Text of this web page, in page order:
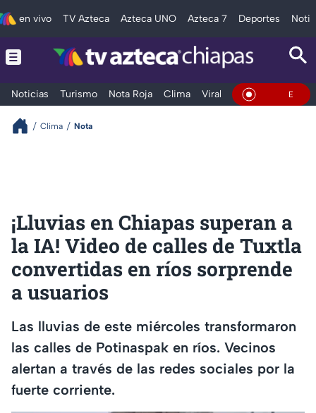
en vivo TV Azteca Azteca UNO Azteca 7 Deportes
Noticias Turismo Nota Roja Clima Viral y Tendencia En Vivo
Clima Nota
¡Lluvias en Chiapas superan a
la IA! Video de calles de Tuxtla
convertidas en ríos sorprende
a usuarios
Las lluvias de este miércoles transformaron
las calles de Potinaspak en ríos. Vecinos
alertan a través de las redes sociales por la
fuerte corriente.